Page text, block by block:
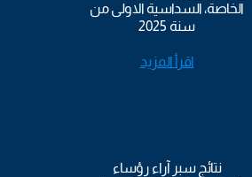
الخاصة، السداسية الاولى من
سنة 2025
اقرأ المزيد
نتائج سبر آراء رؤساء